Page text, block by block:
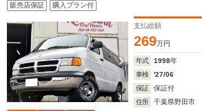
販売店保証 購入プラン付
支払総額
269万円
年式 1998年
車検
'27/06
保証
保証付
住所
千葉県野田市